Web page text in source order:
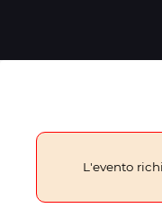
L'evento